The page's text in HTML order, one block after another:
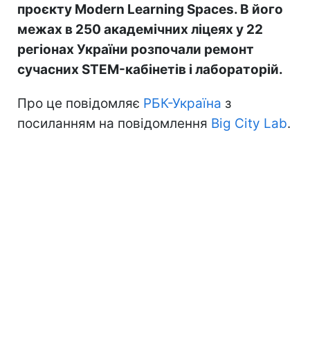
проєкту Modern Learning Spaces. В його
межах в 250 академічних ліцеях у 22
регіонах України розпочали ремонт
сучасних STEM-кабінетів і лабораторій.
Про це повідомляє РБК-Україна з
посиланням на повідомлення Big City Lab.